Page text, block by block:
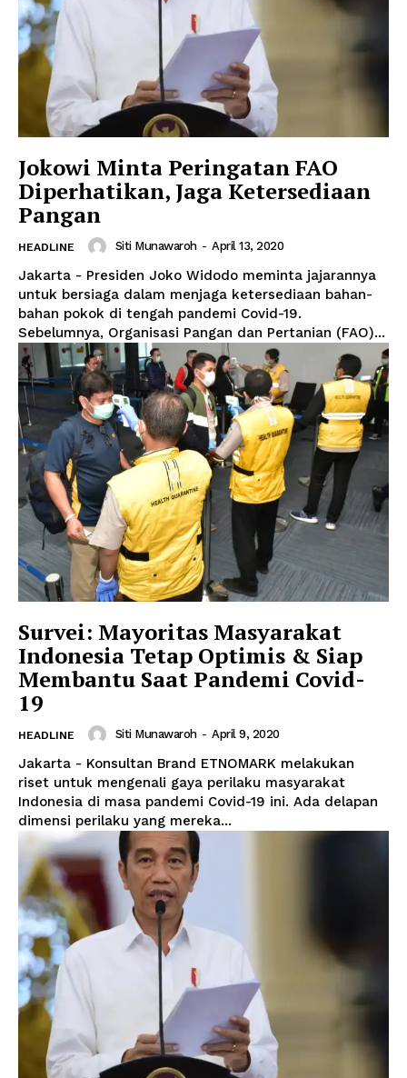
Jokowi Minta Peringatan FAO
Diperhatikan, Jaga Ketersediaan
Pangan
HEADLINE Siti Munawaroh - April 13, 2020
Jakarta - Presiden Joko Widodo meminta jajarannya
untuk bersiaga dalam menjaga ketersediaan bahan-
bahan pokok di tengah pandemi Covid-19.
Sebelumnya, Organisasi Pangan dan Pertanian (FAO)...
Survei: Mayoritas Masyarakat
Indonesia Tetap Optimis & Siap
Membantu Saat Pandemi Covid-
19
HEADLINE Siti Munawaroh - April 9, 2020
Jakarta - Konsultan Brand ETNOMARK melakukan
riset untuk mengenali gaya perilaku masyarakat
Indonesia di masa pandemi Covid-19 ini. Ada delapan
dimensi perilaku yang mereka...